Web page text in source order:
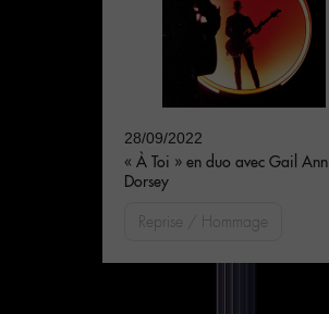
28/09/2022
« À Toi » en duo avec Gail Ann
Dorsey
Reprise / Hommage